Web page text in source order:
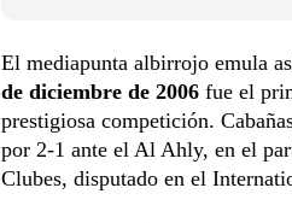
El mediapunta albirrojo emula
de diciembre de 2006 fue el
prestigiosa competición.
por 2-1 ante el Al Ahly, en el
Clubes, disputado en el